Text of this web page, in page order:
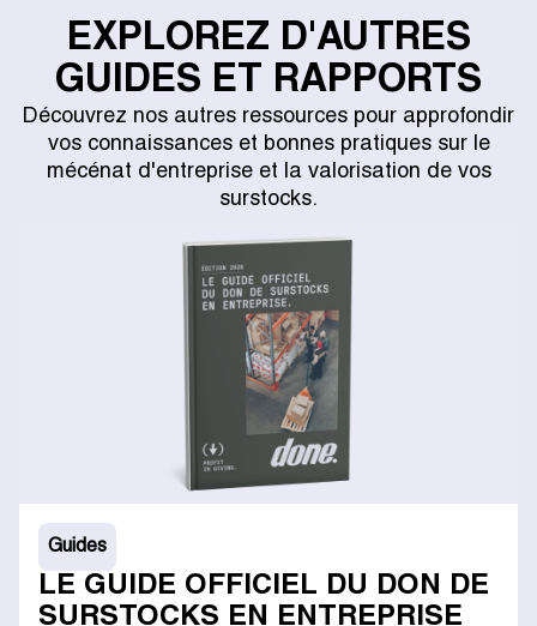
EXPLOREZ D'AUTRES
GUIDES ET RAPPORTS
Découvrez nos autres ressources pour approfondir
vos connaissances et bonnes pratiques sur le
mécénat d'entreprise et la valorisation de vos
surstocks.
Guides
LE GUIDE OFFICIEL DU DON DE
SURSTOCKS EN ENTREPRISE